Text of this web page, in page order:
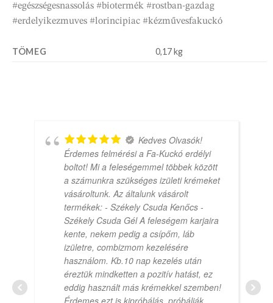
#egészségesnassolás #biotermék #rostban-gazdag
#erdelyikezmuves #lorincipiac #kézművesfakuckó
TÖMEG 0,17 kg
Kedves Olvasók!
Érdemes felmérési a Fa-Kuckó erdélyi
boltot! Mi a feleségemmel többek között
a számunkra szükséges izületi krémeket
vásároltunk. Az általunk vásárolt
termékek: - Székely Csuda Kenőcs -
Székely Csuda Gél A feleségem karjaira
kente, nekem pedig a csípőm, láb
izületre, combizmom kezelésére
használom. Kb.10 nap kezelés után
éreztük mindketten a pozitív hatást, ez
eddig használt más krémekkel szemben!
Érdemes ezt is kipróbálás, próbálják